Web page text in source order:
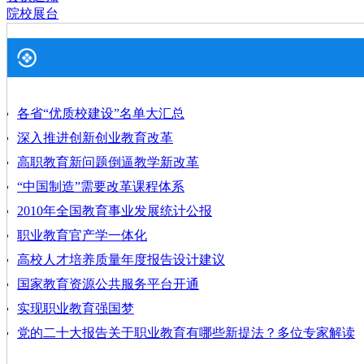
院校展台
各省“优质校建设”名单大汇总
深入推进创新创业教育改革
高职教育新问题倒逼教学新改革
“中国制造”需要改革课程体系
2010年全国教育事业发展统计公报
职业教育官产学一体化
高校人才培养质量年度报告设计建议
国家教育资源公共服务平台开通
实现职业教育强国梦
党的二十大报告关于职业教育有哪些新提法？多位专家解读